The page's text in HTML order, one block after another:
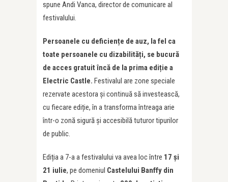
spune Andi Vanca, director de comunicare al
festivalului.
Persoanele cu deficiențe de auz, la fel ca
toate persoanele cu dizabilități, se bucură
de acces gratuit încă de la prima ediție a
Electric Castle. Festivalul are zone speciale
rezervate acestora și continuă să investească,
cu fiecare ediție, în a transforma întreaga arie
într-o zonă sigură și accesibilă tuturor tipurilor
de public.
Ediția a 7-a a festivalului va avea loc între 17 și
21 iulie, pe domeniul Castelului Banffy din